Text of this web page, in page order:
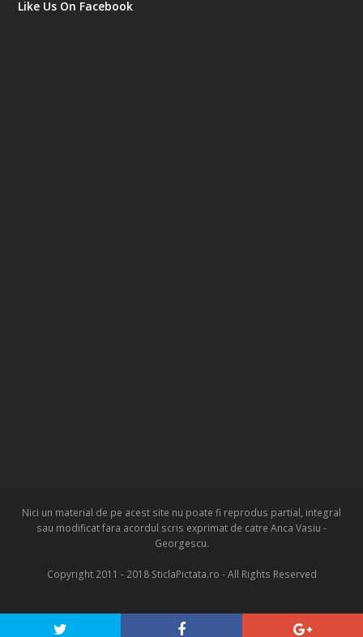
Like Us On Facebook
Nici un material de pe acest site nu poate fi reprodus partial, integral
sau modificat fara acordul scris exprimat de catre Anca Vasiu -
Georgescu.
Copyright 2011 - 2018 SticlaPictata.ro - All Rights Reserved